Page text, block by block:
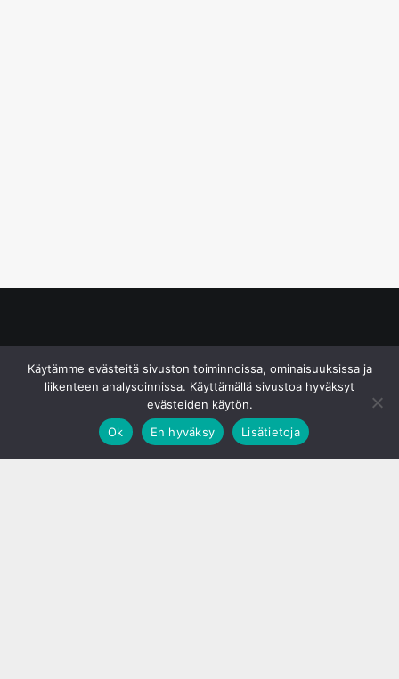
Käytämme evästeitä sivuston toiminnoissa, ominaisuuksissa ja
liikenteen analysoinnissa. Käyttämällä sivustoa hyväksyt
evästeiden käytön.
Ok
En hyväksy Lisätietoja